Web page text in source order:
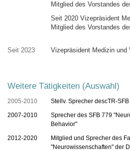
Mitglied des Vorstandes
Seit 2020 Vizepräsident
Mitglied des Vorstandes
Seit 2023 Vizepräsident Medizin und
Weitere Tätigkeiten (Auswahl)
2005-2010
Stellv. Sprecher descTR-
2007-2010
Sprecher des SFB 779
Behavior"
2012-2020
Mitglied und Sprecher des
"Neurowissenschaften" der